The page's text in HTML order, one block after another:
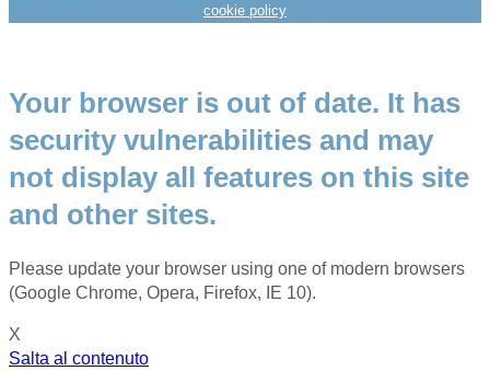
cookie policy
Your browser is out of date. It has
security vulnerabilities and may
not display all features on this site
and other sites.
Please update your browser using one of modern browsers
(Google Chrome, Opera, Firefox, IE 10).
X
Salta al contenuto